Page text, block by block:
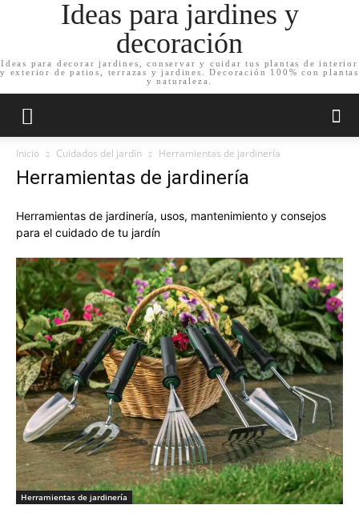
Ideas para jardines y
decoración
Ideas para decorar jardines, conservar y cuidar tus plantas de interior
y exterior de patios, terrazas y jardines. Decoración 100% con plantas
y naturaleza.
Inicio Cuidados del jardín Herramientas de jardinería
Herramientas de jardinería
Herramientas de jardinería, usos, mantenimiento y consejos
para el cuidado de tu jardín
Herramientas de jardinería